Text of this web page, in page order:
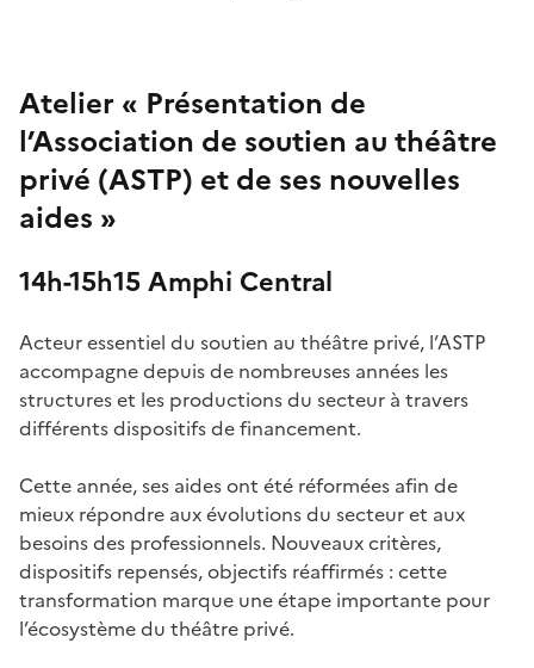
Atelier « Présentation de
l’Association de soutien au théâtre
privé (ASTP) et de ses nouvelles
aides »
14h-15h15 Amphi Central
Acteur essentiel du soutien au théâtre privé, l’ASTP
accompagne depuis de nombreuses années les
structures et les productions du secteur à travers
différents dispositifs de financement.
Cette année, ses aides ont été réformées afin de
mieux répondre aux évolutions du secteur et aux
besoins des professionnels. Nouveaux critères,
dispositifs repensés, objectifs réaffirmés : cette
transformation marque une étape importante pour
l’écosystème du théâtre privé.